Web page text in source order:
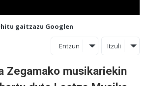
gaitzazu Googlen
Entzun Itzuli
Zegamako musikariekin